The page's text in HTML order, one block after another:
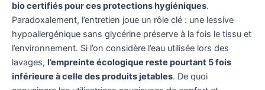
bio certifiés pour ces protections hygiéniques.
Paradoxalement, l’entretien joue un rôle clé : une lessive
hypoallergénique sans glycérine préserve à la fois le tissu et
l’environnement. Si l’on considère l’eau utilisée lors des
lavages, l’empreinte écologique reste pourtant 5 fois
inférieure à celle des produits jetables. De quoi